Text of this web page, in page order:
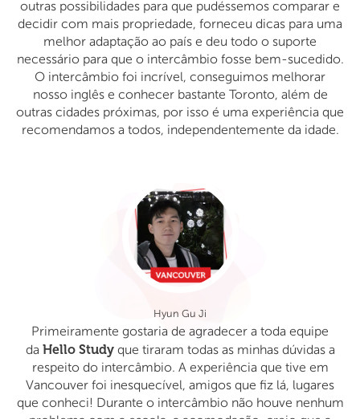
outras possibilidades para que pudéssemos comparar e
decidir com mais propriedade, forneceu dicas para uma
melhor adaptação ao país e deu todo o suporte
necessário para que o intercâmbio fosse bem-sucedido.
O intercâmbio foi incrível, conseguimos melhorar
nosso inglês e conhecer bastante Toronto, além de
outras cidades próximas, por isso é uma experiência que
recomendamos a todos, independentemente da idade.
Hyun Gu Ji
Primeiramente gostaria de agradecer a toda equipe
da Hello Studyque tiraram todas as minhas dúvidas a
respeito do intercâmbio. A experiência que tive em
Vancouver foi inesquecível, amigos que fiz lá, lugares
que conheci! Durante o intercâmbio não houve nenhum